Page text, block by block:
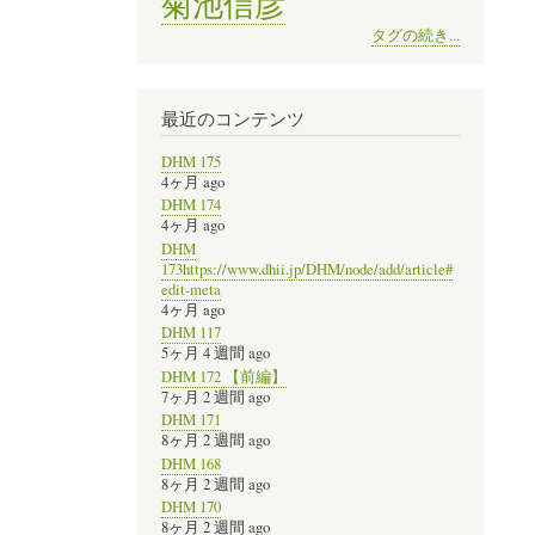
タグの続き...
最近のコンテンツ
DHM 175
4ヶ月 ago
DHM 174
4ヶ月 ago
DHM
173https://www.dhii.jp/DHM/node/add/article#
edit-meta
4ヶ月 ago
DHM 117
5ヶ月 4 週間 ago
DHM 172 【前編】
7ヶ月 2 週間 ago
DHM 171
8ヶ月 2 週間 ago
DHM 168
8ヶ月 2 週間 ago
DHM 170
8ヶ月 2 週間 ago